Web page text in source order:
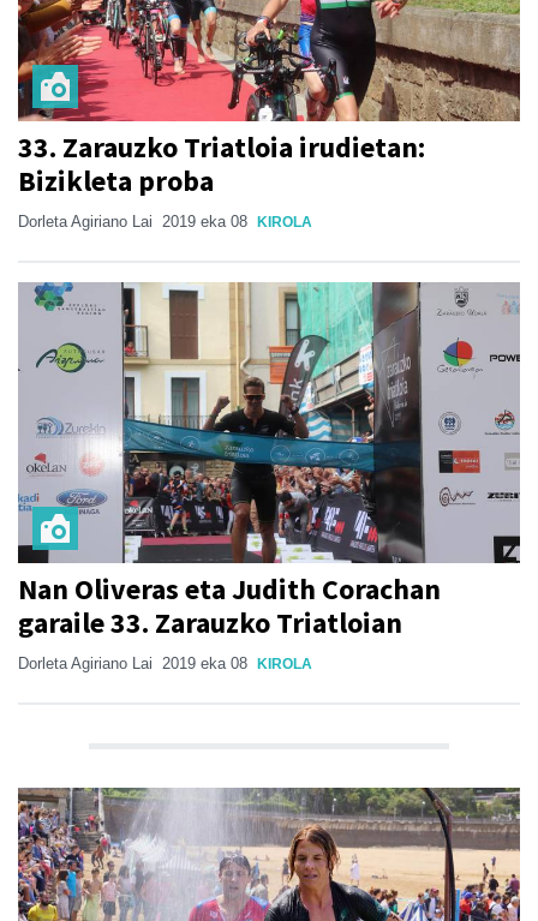
33. Zarauzko Triatloia irudietan:
Bizikleta proba
Dorleta Agiriano Lai 2019 eka 08 KIROLA
Nan Oliveras eta Judith Corachan
garaile 33. Zarauzko Triatloian
Dorleta Agiriano Lai 2019 eka 08 KIROLA